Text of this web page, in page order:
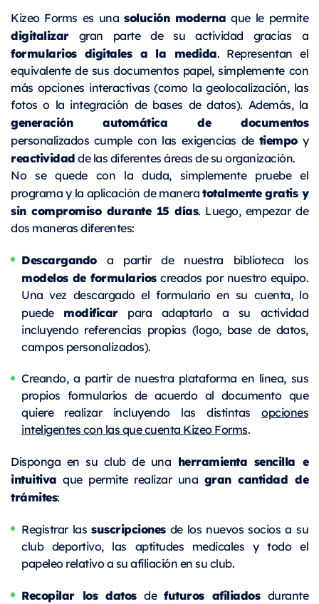
Kizeo Forms es una solución moderna que le permite
digitalizargran parte de su actividad gracias a
formularios digitales a la medida. Representan el
equivalente de sus documentos papel, simplemente con
más opciones interactivas (como la geolocalización, las
fotos o la integración de bases de datos). Además, la
generación automática de documentos
personalizados cumple con las exigencias de tiempoy
reactividadde las diferentes áreas de su organización.
No se quede con la duda, simplemente pruebe el
programa y la aplicación de maneratotalmente gratis y
sin compromiso durante 15 días. Luego, empezar de
dos maneras diferentes:
Descargandoa partir de nuestra biblioteca los
modelos de formularioscreados por nuestro equipo.
Una vez descargado el formulario en su cuenta, lo
puede modificarpara adaptarlo a su actividad
incluyendo referencias propias (logo, base de datos,
campos personalizados).
Creando, a partir de nuestra plataforma en línea, sus
propios formularios de acuerdo al documento que
quiere realizar incluyendo las distintas opciones
inteligentes con las que cuenta Kizeo Forms.
Disponga en su club de una herramienta sencilla e
intuitiva que permite realizar una gran cantidad de
trámites:
Registrar lassuscripcionesde los nuevos socios a su
club deportivo, las aptitudes medicales y todo el
papeleo relativo a su afiliación en su club.
Recopilar los datosdefuturos afiliadosdurante